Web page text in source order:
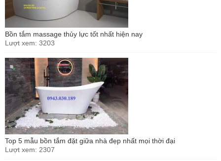
Bồn tắm massage thủy lực tốt nhất hiện nay
Lượt xem: 3203
Top 5 mẫu bồn tắm đặt giữa nhà đẹp nhất mọi thời đại
Lượt xem: 2307